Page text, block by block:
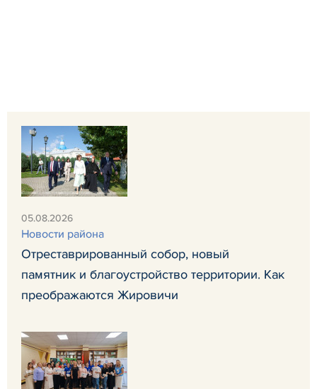
05.08.2026
Новости района
Отреставрированный собор, новый
памятник и благоустройство территории. Как
преображаются Жировичи